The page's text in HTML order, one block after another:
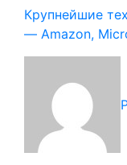
Крупнейшие
— Amazon,